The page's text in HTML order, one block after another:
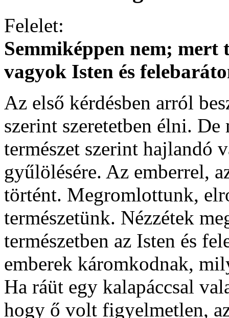
Felelet:
Semmiképpen nem; mert
vagyok Isten és
Az első kérdésben arról
szerint szeretetben élni.
természet szerint hajlandó
gyűlölésére. Az emberrel,
történt. Megromlottunk,
természetünk. Nézzétek
természetben az Isten és
emberek káromkodnak,
Ha ráüt egy kalapáccsal
hogy ő volt figyelmetlen,